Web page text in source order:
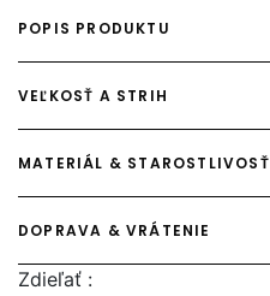
POPIS PRODUKTU
VEĽKOSŤ A STRIH
MATERIÁL & STAROSTLIVOSŤ
DOPRAVA & VRÁTENIE
Zdieľať :